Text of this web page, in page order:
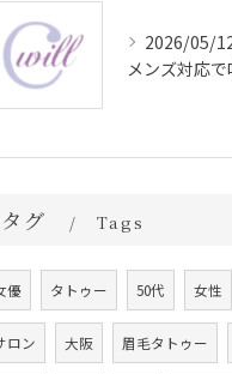
2026/05/
タグ Tags
優 タトゥー 50代 女性
ロン 大阪 眉毛タトゥー